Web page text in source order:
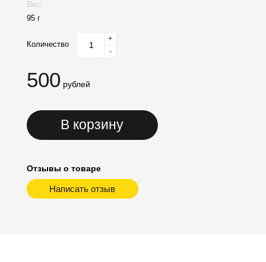
Вес:
95 г
Количество
+
-
500 рублей
В корзину
Отзывы о товаре
Написать отзыв